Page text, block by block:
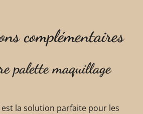
complémentaires
palette maquillage
est la solution parfaite pour les